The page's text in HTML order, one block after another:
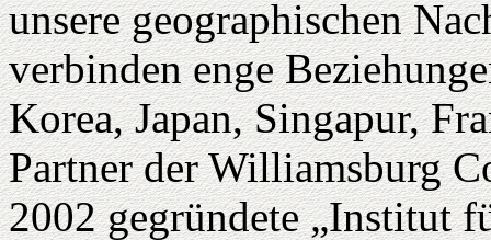
unsere geographischen
verbinden enge
Korea, Japan, Singapur,
Partner der Williamsburg
2002 gegründete „Institut